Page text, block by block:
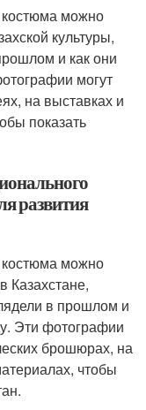
костюма можно
культуры,
и как они
могут
на выставках и
показать
развития
костюма можно
Казахстане,
в прошлом и
Эти фотографии
брошюрах, на
чтобы